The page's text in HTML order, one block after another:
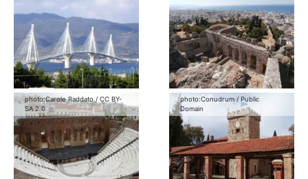
photo:Carole Raddato / CC BY-
SA 2.0
photo:Conudrum / Public
Domain